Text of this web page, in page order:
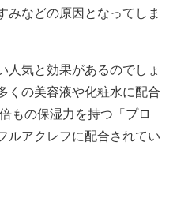
みなどの原因となってしま
人気と効果があるのでしょ
くの美容液や化粧水に配合
もの保湿力を持つ「プロ
ルアクレフに配合されてい